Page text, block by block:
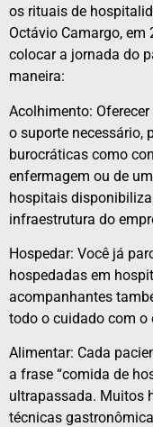
os rituais de
Octávio Camargo, em
colocar a jornada do
maneira:
Acolhimento:
o suporte necessário,
burocráticas como
enfermagem ou de um
hospitais
infraestrutura do
Hospedar: Você já
hospedadas em
acompanhantes
todo o cuidado com o
Alimentar: Cada
a frase “comida de
ultrapassada. Muitos
técnicas